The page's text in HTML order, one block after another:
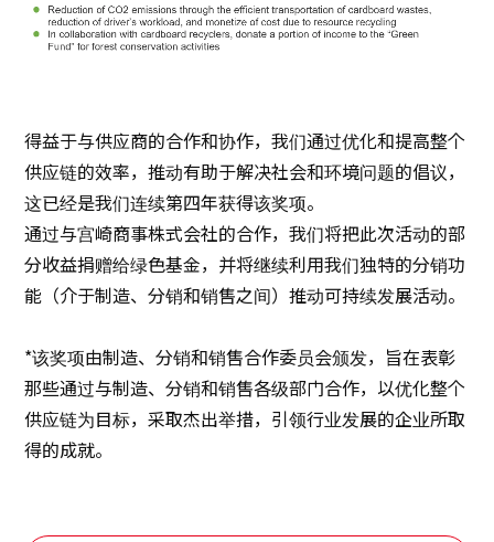
得益于与供应商的合作和协作，我们通过优化和提高整个
供应链的效率，推动有助于解决社会和环境问题的倡议，
这已经是我们连续第四年获得该奖项。
通过与宫崎商事株式会社的合作，我们将把此次活动的部
分收益捐赠给绿色基金，并将继续利用我们独特的分销功
能（介于制造、分销和销售之间）推动可持续发展活动。
*该奖项由制造、分销和销售合作委员会颁发，旨在表彰
那些通过与制造、分销和销售各级部门合作，以优化整个
供应链为目标，采取杰出举措，引领行业发展的企业所取
得的成就。